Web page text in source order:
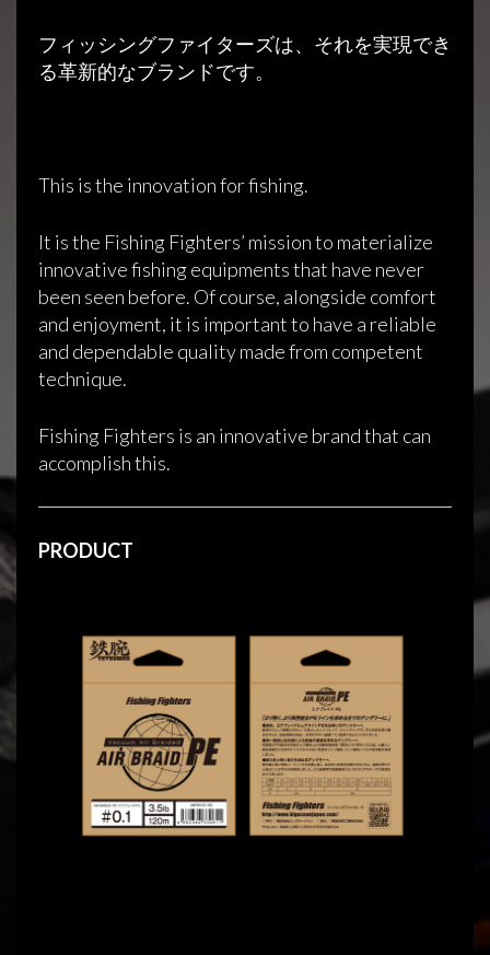
フィッシングファイターズは、それを実現でき
る革新的なブランドです。
This is the innovation for fishing.
It is the Fishing Fighters’ mission to materialize
innovative fishing equipments that have never
been seen before. Of course, alongside comfort
and enjoyment, it is important to have a reliable
and dependable quality made from competent
technique.
Fishing Fighters is an innovative brand that can
accomplish this.
PRODUCT